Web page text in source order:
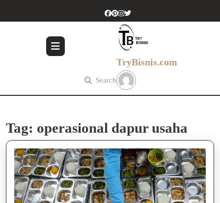
TryBisnis.com
Search
Tag: operasional dapur usaha